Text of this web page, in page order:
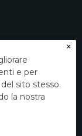
Viale Casiraghi,
×
e per
sito stesso.
la nostra